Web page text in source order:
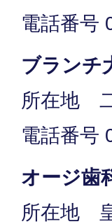
電話番号
ブランチ
所在地
電話番号
オージ歯
所在地